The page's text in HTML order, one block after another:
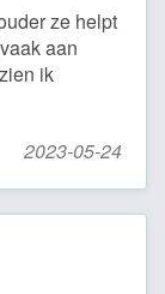
ze helpt
aan
ik
2023-05-24